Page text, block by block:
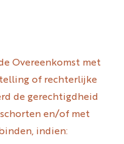
Overeenkomst met
of rechterlijke
de gerechtigdheid
en/of met
indien: